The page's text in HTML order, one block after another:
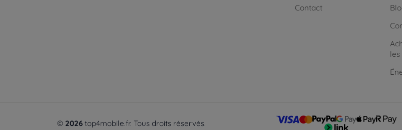
Contact
© 2026 top4mobile.fr. Tous droits réservés.